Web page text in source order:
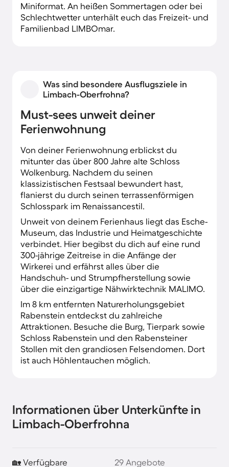
Miniformat. An heißen Sommertagen oder bei
Schlechtwetter unterhält euch das Freizeit- und
Familienbad LIMBOmar.
Was sind besondere Ausflugsziele in
Limbach-Oberfrohna?
Must-sees unweit deiner
Ferienwohnung
Von deiner Ferienwohnung erblickst du
mitunter das über 800 Jahre alte Schloss
Wolkenburg. Nachdem du seinen
klassizistischen Festsaal bewundert hast,
flanierst du durch seinen terrassenförmigen
Schlosspark im Renaissancestil.
Unweit von deinem Ferienhaus liegt das Esche-
Museum, das Industrie und Heimatgeschichte
verbindet. Hier begibst du dich auf eine rund
300-jährige Zeitreise in die Anfänge der
Wirkerei und erfährst alles über die
Handschuh- und Strumpfherstellung sowie
über die einzigartige Nähwirktechnik MALIMO.
Im 8 km entfernten Naturerholungsgebiet
Rabenstein entdeckst du zahlreiche
Attraktionen. Besuche die Burg, Tierpark sowie
Schloss Rabenstein und den Rabensteiner
Stollen mit den grandiosen Felsendomen. Dort
ist auch Höhlentauchen möglich.
Informationen über Unterkünfte in
Limbach-Oberfrohna
🏡 Verfügbare 29 Angebote